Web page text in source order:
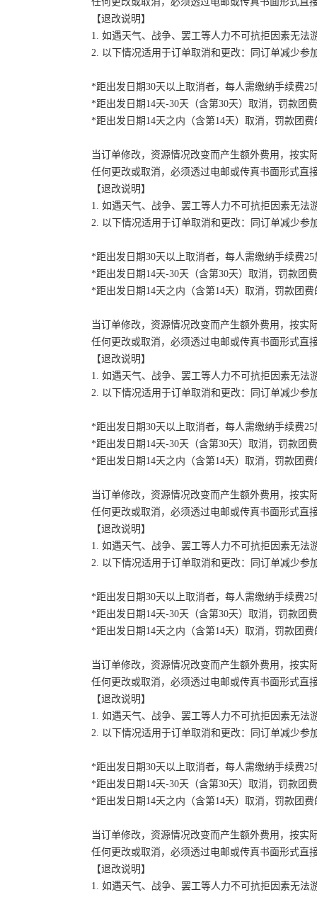
【退改说明】
1. 如遇天气、战争、罢工等人力不可抗拒因素无
2. 以下情况适用于订单取消和更改：同订单减少
*距出发日期30天以上取消者，每人需缴纳手续费
*距出发日期14天-30天（含第30天）取消，罚款团
*距出发日期14天之内（含第14天）取消，罚款团费
当订单修改，资源情况改变而产生额外费用，按实
任何更改或取消，必须透过电邮或传真书面形式直
【退改说明】
1. 如遇天气、战争、罢工等人力不可抗拒因素无
2. 以下情况适用于订单取消和更改：同订单减少
*距出发日期30天以上取消者，每人需缴纳手续费
*距出发日期14天-30天（含第30天）取消，罚款团
*距出发日期14天之内（含第14天）取消，罚款团费
当订单修改，资源情况改变而产生额外费用，按实
任何更改或取消，必须透过电邮或传真书面形式直
【退改说明】
1. 如遇天气、战争、罢工等人力不可抗拒因素无
2. 以下情况适用于订单取消和更改：同订单减少
*距出发日期30天以上取消者，每人需缴纳手续费
*距出发日期14天-30天（含第30天）取消，罚款团
*距出发日期14天之内（含第14天）取消，罚款团费
当订单修改，资源情况改变而产生额外费用，按实
任何更改或取消，必须透过电邮或传真书面形式直
【退改说明】
1. 如遇天气、战争、罢工等人力不可抗拒因素无
2. 以下情况适用于订单取消和更改：同订单减少
*距出发日期30天以上取消者，每人需缴纳手续费
*距出发日期14天-30天（含第30天）取消，罚款团
*距出发日期14天之内（含第14天）取消，罚款团费
当订单修改，资源情况改变而产生额外费用，按实
任何更改或取消，必须透过电邮或传真书面形式直
【退改说明】
1. 如遇天气、战争、罢工等人力不可抗拒因素无
2. 以下情况适用于订单取消和更改：同订单减少
*距出发日期30天以上取消者，每人需缴纳手续费
*距出发日期14天-30天（含第30天）取消，罚款团
*距出发日期14天之内（含第14天）取消，罚款团费
当订单修改，资源情况改变而产生额外费用，按实
任何更改或取消，必须透过电邮或传真书面形式直
【退改说明】
1. 如遇天气、战争、罢工等人力不可抗拒因素无